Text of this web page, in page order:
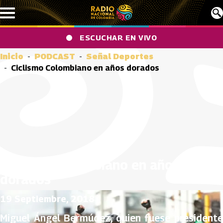
Pasar al contenido principal
ESCUCHAR EN VIVO
Inicio PODCAST
Señal Deportes
Ciclismo Colombiano en años dorados
19 Septiembre, 2018
Miguel Ángel Bermúdez, quien fuese presidente